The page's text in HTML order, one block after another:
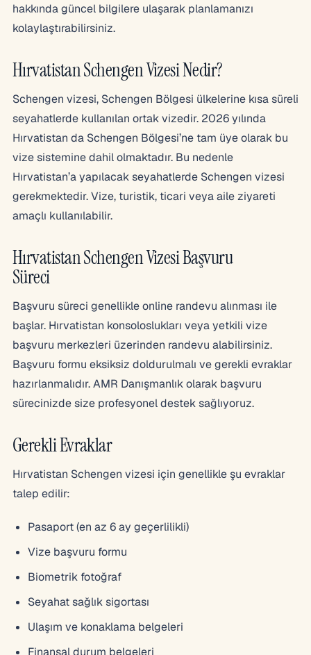
hakkında güncel bilgilere ulaşarak planlamanızı
kolaylaştırabilirsiniz.
Hırvatistan Schengen Vizesi Nedir?
Schengen vizesi, Schengen Bölgesi ülkelerine kısa süreli
seyahatlerde kullanılan ortak vizedir. 2026 yılında
Hırvatistan da Schengen Bölgesi’ne tam üye olarak bu
vize sistemine dahil olmaktadır. Bu nedenle
Hırvatistan’a yapılacak seyahatlerde Schengen vizesi
gerekmektedir. Vize, turistik, ticari veya aile ziyareti
amaçlı kullanılabilir.
Hırvatistan Schengen Vizesi Başvuru
Süreci
Başvuru süreci genellikle online randevu alınması ile
başlar. Hırvatistan konsoloslukları veya yetkili vize
başvuru merkezleri üzerinden randevu alabilirsiniz.
Başvuru formu eksiksiz doldurulmalı ve gerekli evraklar
hazırlanmalıdır. AMR Danışmanlık olarak başvuru
sürecinizde size profesyonel destek sağlıyoruz.
Gerekli Evraklar
Hırvatistan Schengen vizesi için genellikle şu evraklar
talep edilir:
Pasaport (en az 6 ay geçerlilikli)
Vize başvuru formu
Biometrik fotoğraf
Seyahat sağlık sigortası
Ulaşım ve konaklama belgeleri
Finansal durum belgeleri